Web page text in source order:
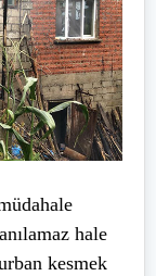
hale
kesmek